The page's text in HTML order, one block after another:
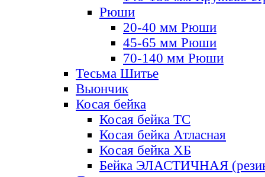
Рюши
20-40 мм Рюши
45-65 мм Рюши
70-140 мм Рюши
Тесьма Шитье
Вьюнчик
Косая бейка
Косая бейка ТС
Косая бейка Атласная
Косая бейка ХБ
Бейка ЭЛАСТИЧНАЯ